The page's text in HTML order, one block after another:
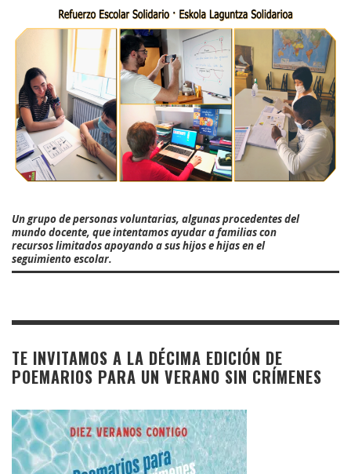
Un grupo de personas voluntarias, algunas procedentes del
mundo docente, que intentamos ayudar a familias con
recursos limitados apoyando a sus hijos e hijas en el
seguimiento escolar.
TE INVITAMOS A LA DÉCIMA EDICIÓN DE
POEMARIOS PARA UN VERANO SIN CRÍMENES